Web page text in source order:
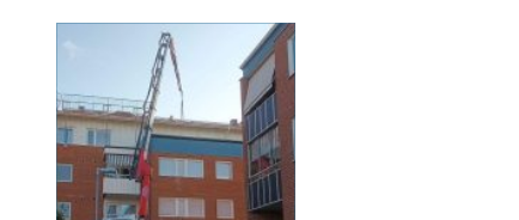
sikre mennesker, verdier
og informasjon på en
ryddig måte. Moderne
lø...